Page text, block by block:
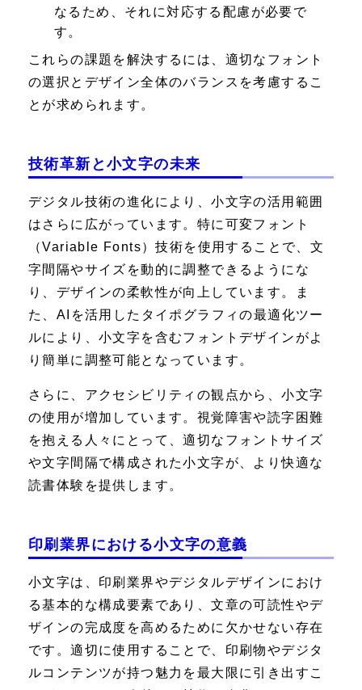
なるため、それに対応する配慮が必要で
す。
これらの課題を解決するには、適切なフォント
の選択とデザイン全体のバランスを考慮するこ
とが求められます。
技術革新と小文字の未来
デジタル技術の進化により、小文字の活用範囲
はさらに広がっています。特に可変フォント
（Variable Fonts）技術を使用することで、文
字間隔やサイズを動的に調整できるようにな
り、デザインの柔軟性が向上しています。ま
た、AIを活用したタイポグラフィの最適化ツー
ルにより、小文字を含むフォントデザインがよ
り簡単に調整可能となっています。
さらに、アクセシビリティの観点から、小文字
の使用が増加しています。視覚障害や読字困難
を抱える人々にとって、適切なフォントサイズ
や文字間隔で構成された小文字が、より快適な
読書体験を提供します。
印刷業界における小文字の意義
小文字は、印刷業界やデジタルデザインにおけ
る基本的な構成要素であり、文章の可読性やデ
ザインの完成度を高めるために欠かせない存在
です。適切に使用することで、印刷物やデジタ
ルコンテンツが持つ魅力を最大限に引き出すこ